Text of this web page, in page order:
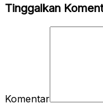
Tinggalkan
Komentar